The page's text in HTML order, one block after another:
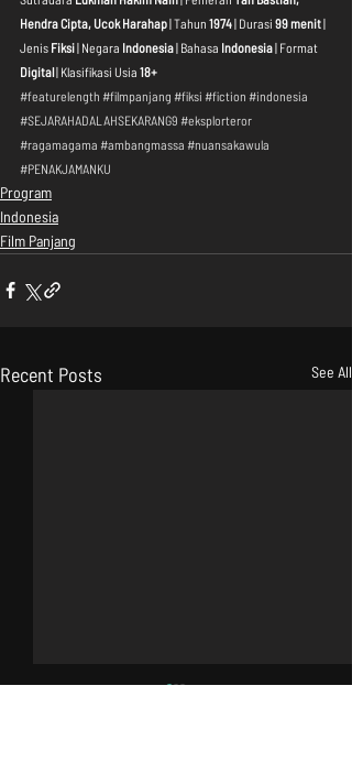
Hendra Cipta, Ucok Harahap | Tahun 1974 | Durasi 99 menit |
Jenis Fiksi | Negara Indonesia | Bahasa Indonesia | Format
Digital | Klasifikasi Usia 18+
#featurelength #filmpanjang #fiksi #fiction #indonesia
#SEJARAHADALAHSEKARANG9 #eksplorteror
#ragamagama #ambangmassa #nuansakawula
#PENAKJAMANKU
Program
Indonesia
Film Panjang
Recent Posts See All